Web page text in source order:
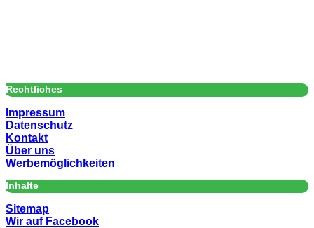
Rechtliches
Impressum
Datenschutz
Kontakt
Über uns
Werbemöglichkeiten
Inhalte
Sitemap
Wir auf Facebook